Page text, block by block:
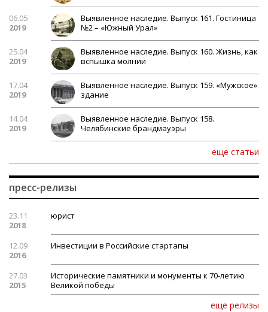
06.05
2019
Выявленное наследие. Выпуск 161. Гостиница
№2 – «Южный Урал»
25.04
2019
Выявленное наследие. Выпуск 160. Жизнь, как
вспышка молнии
17.04
2019
Выявленное наследие. Выпуск 159. «Мужское»
здание
14.04
2019
Выявленное наследие. Выпуск 158.
Челябинские брандмауэры
еще статьи
пресс-релизы
23.11
2018
юрист
12.09
2016
Инвестиции в Российские стартапы
27.03
2015
Исторические памятники и монументы к 70-летию
Великой победы
еще релизы